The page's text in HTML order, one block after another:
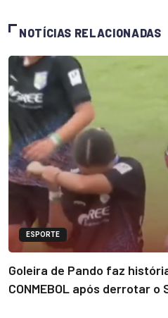
NOTÍCIAS RELACIONADAS
ESPORTE
Goleira de Pando faz
CONMEBOL após derrotar o